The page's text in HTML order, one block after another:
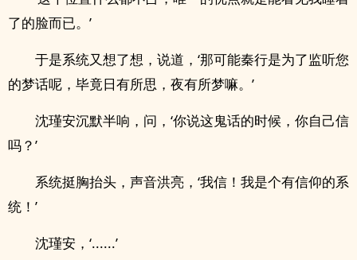
了的脸而已。’
于是系统又想了想，说道，‘那可能秦行是为了监听您
的梦话呢，毕竟日有所思，夜有所梦嘛。’
沈瑾安沉默半响，问，‘你说这鬼话的时候，你自己信
吗？’
系统挺胸抬头，声音洪亮，‘我信！我是个有信仰的系
统！’
沈瑾安，‘......’